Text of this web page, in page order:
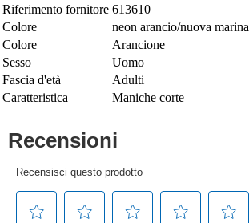
Riferimento fornitore 613610
Colore
neon arancio/nuova marina
Colore
Arancione
Sesso
Uomo
Fascia d'età
Adulti
Caratteristica
Maniche corte